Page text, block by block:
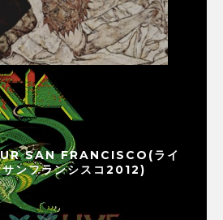
SAN FRANCISCO(ライ
サンフランシスコ2012)